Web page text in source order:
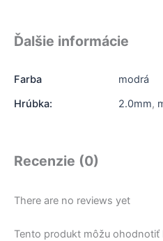
Ďalšie informácie
Farba
modrá
Hrúbka:
2.0mm,
Recenzie (0)
There are no reviews yet
Tento produkt môžu ohodnotiť